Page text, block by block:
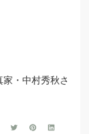
・中村秀秋さ